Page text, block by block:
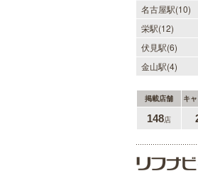
名古屋駅(10)
栄駅(12)
伏見駅(6)
金山駅(4)
掲載店舗 キ
148店